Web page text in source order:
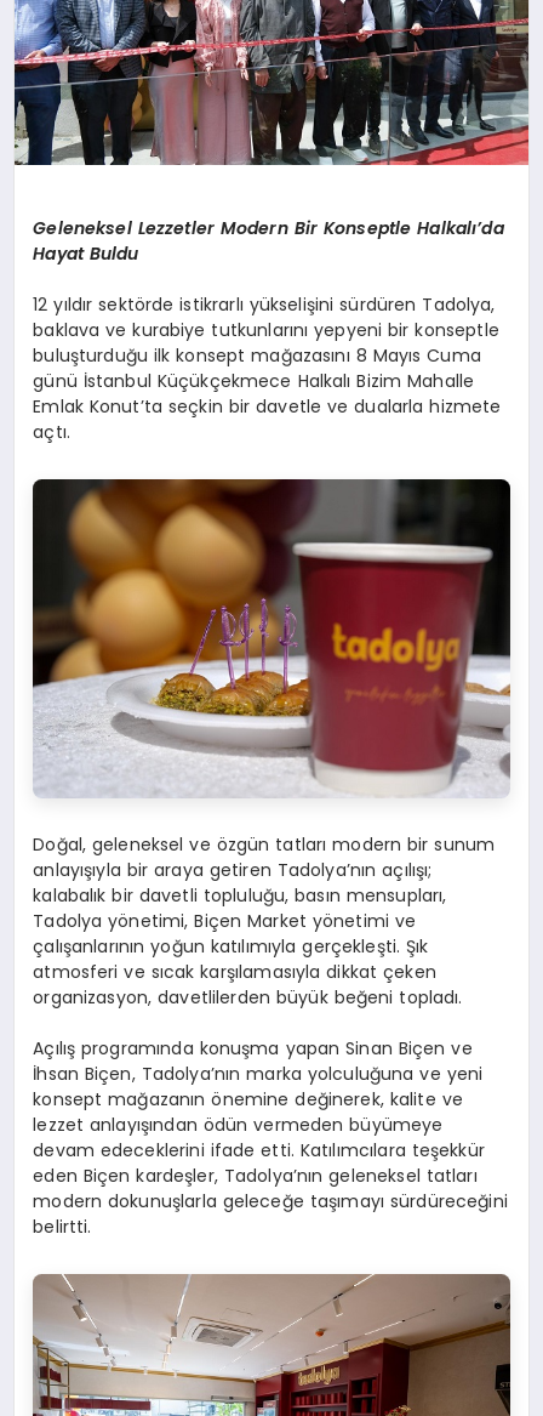
SIYASET
SPOR
TEKNOLOJI
Geleneksel Lezzetler Modern Bir Konseptle Halkalı’da
Hayat Buldu
12 yıldır sektörde istikrarlı yükselişini sürdüren Tadolya,
baklava ve kurabiye tutkunlarını yepyeni bir konseptle
buluşturduğu ilk konsept mağazasını 8 Mayıs Cuma
günü İstanbul Küçükçekmece Halkalı Bizim Mahalle
Emlak Konut’ta seçkin bir davetle ve dualarla hizmete
açtı.
Doğal, geleneksel ve özgün tatları modern bir sunum
anlayışıyla bir araya getiren Tadolya’nın açılışı;
kalabalık bir davetli topluluğu, basın mensupları,
Tadolya yönetimi, Biçen Market yönetimi ve
çalışanlarının yoğun katılımıyla gerçekleşti. Şık
atmosferi ve sıcak karşılamasıyla dikkat çeken
organizasyon, davetlilerden büyük beğeni topladı.
Açılış programında konuşma yapan Sinan Biçen ve
İhsan Biçen, Tadolya’nın marka yolculuğuna ve yeni
konsept mağazanın önemine değinerek, kalite ve
lezzet anlayışından ödün vermeden büyümeye
devam edeceklerini ifade etti. Katılımcılara teşekkür
eden Biçen kardeşler, Tadolya’nın geleneksel tatları
modern dokunuşlarla geleceğe taşımayı sürdüreceğini
belirtti.